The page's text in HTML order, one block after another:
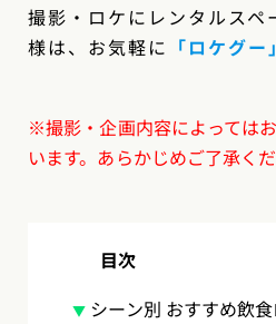
撮影・ロケにレンタルスペ
様は、お気軽に 「ロケグー 」
※撮影・企画内容によっては
います。あらかじめご了承くだ
目次
シーン別 おすすめ飲